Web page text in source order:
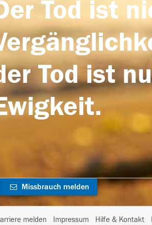
Tod ist
Tod ist
Missbrauch melden
melden Impressum Hilfe & Kontakt